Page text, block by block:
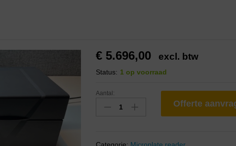
€ 5.696,00 excl. btw
Status: 1 op voorraad
Aantal:
Offerte
Categorie: Microplate reader